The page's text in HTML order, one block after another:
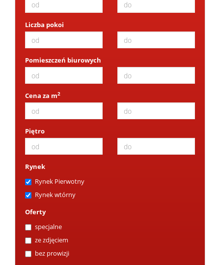
Liczba pokoi
Pomieszczeń biurowych
Cena za m2
Piętro
Rynek
Rynek Pierwotny
Rynek wtórny
Oferty
specjalne
ze zdjęciem
bez prowizji